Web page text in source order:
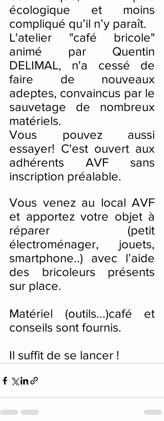
écologique et moins
compliqué qu’il n’y paraît.
L'atelier "café bricole"
animé par Quentin
DELIMAL, n'a cessé de
faire de nouveaux
adeptes, convaincus par le
sauvetage de nombreux
matériels.
Vous pouvez aussi
essayer! C'est ouvert aux
adhérents AVF sans
inscription préalable.
Vous venez au local AVF
et apportez votre objet à
réparer (petit
smartphone..) avec l’aide
des bricoleurs présents
sur place.
Matériel (outils...)café et
conseils sont fournis.
Il suffit de se lancer !